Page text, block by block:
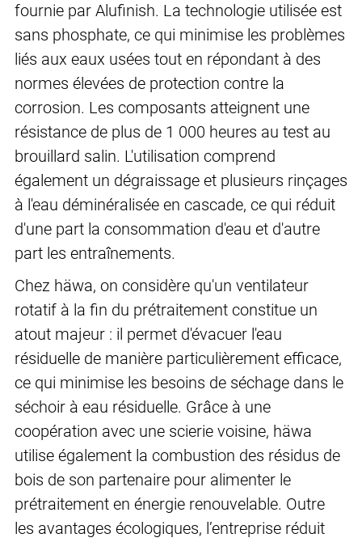
fournie par Alufinish. La technologie utilisée est
sans phosphate, ce qui minimise les problèmes
liés aux eaux usées tout en répondant à des
normes élevées de protection contre la
corrosion. Les composants atteignent une
résistance de plus de 1 000 heures au test au
brouillard salin. L'utilisation comprend
également un dégraissage et plusieurs rinçages
à l'eau déminéralisée en cascade, ce qui réduit
d'une part la consommation d'eau et d'autre
part les entraînements.
Chez häwa, on considère qu'un ventilateur
rotatif à la fin du prétraitement constitue un
atout majeur : il permet d'évacuer l'eau
résiduelle de manière particulièrement efficace,
ce qui minimise les besoins de séchage dans le
séchoir à eau résiduelle. Grâce à une
coopération avec une scierie voisine, häwa
utilise également la combustion des résidus de
bois de son partenaire pour alimenter le
prétraitement en énergie renouvelable. Outre
les avantages écologiques, l’entreprise réduit